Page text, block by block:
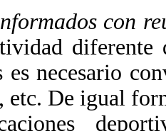
con
diferente
es necesario
etc. De igual